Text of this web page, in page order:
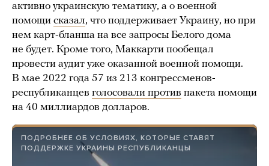
активно украинскую тематику, а о военной
помощи сказал, что поддерживает Украину, но при
нем карт-бланша на все запросы Белого дома
не будет. Кроме того, Маккарти пообещал
провести аудит уже оказанной военной помощи.
В мае 2022 года 57 из 213 конгрессменов-
республиканцев голосовали против пакета помощи
на 40 миллиардов долларов.
ПОДРОБНЕЕ ОБ УСЛОВИЯХ, КОТОРЫЕ СТАВЯТ
ПОДДЕРЖКЕ УКРАИНЫ РЕСПУБЛИКАНЦЫ